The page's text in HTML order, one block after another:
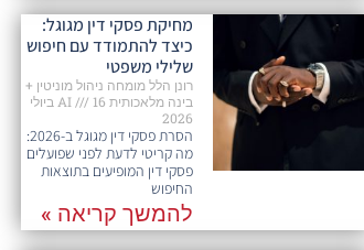
מחיקת פסקי דין מגוגל:
כיצד להתמודד עם חיפוש
שלילי משפטי
רונן הלל מומחה ניהול מוניטין +
בינה מלאכותית AI
16 ביולי
2026
הסרת פסקי דין מגוגל ב-2026:
מה קריטי לדעת לפני שפועלים
פסקי דין המופיעים בתוצאות
החיפוש
להמשך קריאה »